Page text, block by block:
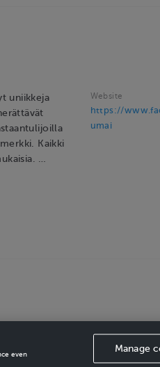
uniikkeja
Kaikki
…
Website
https://
umai
even
Manage